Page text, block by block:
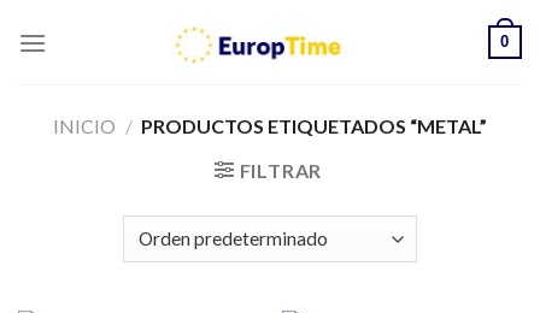
0
INICIO / PRODUCTOS ETIQUETADOS “METAL”
FILTRAR